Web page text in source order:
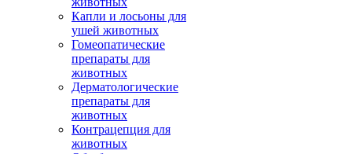
Капли и лосьоны для
ушей животных
Гомеопатические
препараты для
животных
Дерматологические
препараты для
животных
Контрацепция для
животных